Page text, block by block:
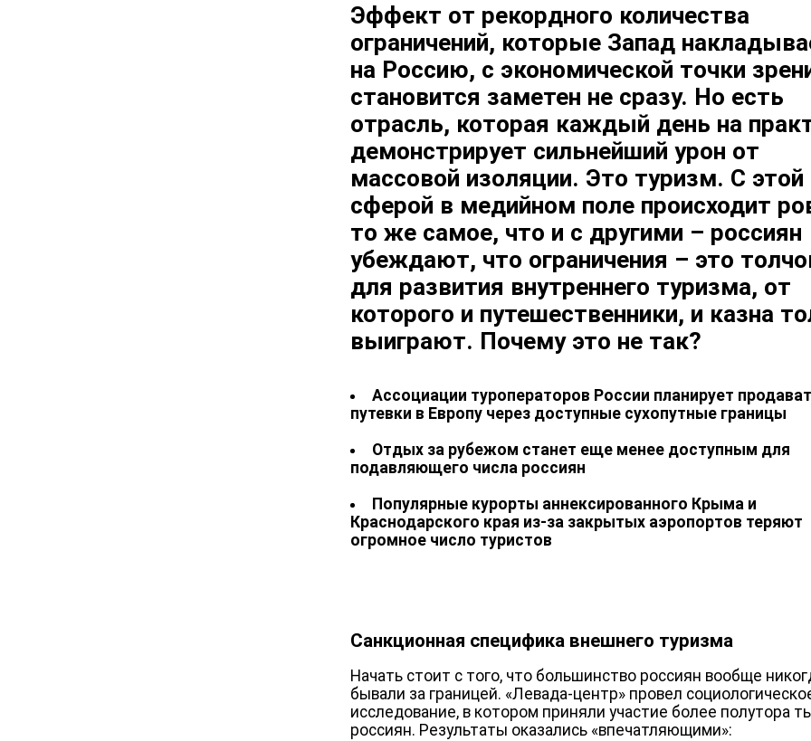
Эффект от рекордного количества
ограничений, которые Запад
на Россию, с экономической точки
становится заметен не сразу. Но есть
отрасль, которая каждый день на
демонстрирует сильнейший урон от
массовой изоляции. Это туризм. С этой
сферой в медийном поле происходит
то же самое, что и с другими – россиян
убеждают, что ограничения – это
для развития внутреннего туризма, от
которого и путешественники, и казна
выиграют. Почему это не так?
Ассоциации туроператоров России планирует
путевки в Европу через доступные сухопутные границы
Отдых за рубежом станет еще менее доступным для
подавляющего числа россиян
Популярные курорты аннексированного Крыма и
Краснодарского края из-за закрытых аэропортов теряют
огромное число туристов
Санкционная специфика внешнего туризма
Начать стоит с того, что большинство россиян вообще
бывали за границей. «Левада-центр» провел
исследование, в котором приняли участие более полутора
россиян. Результаты оказались «впечатляющими»: